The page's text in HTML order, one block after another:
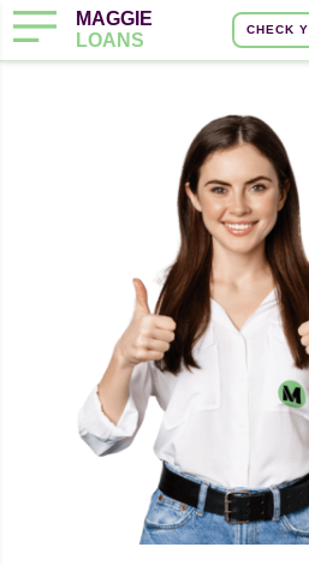
MAGGIE
LOANS
CHECK